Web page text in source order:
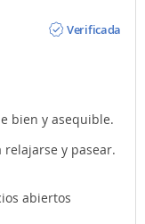
Verificada
bien y asequible.
y pasear.
abiertos